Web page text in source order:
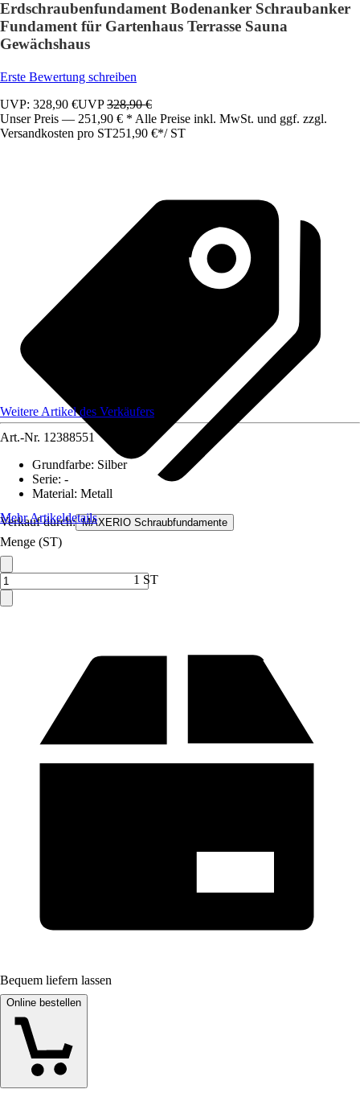
Erdschraubenfundament Bodenanker Schraubanker
Fundament für Gartenhaus Terrasse Sauna
Gewächshaus
Erste Bewertung schreiben
UVP: 328,90 €UVP328,90 €
Unser Preis — 251,90 € * Alle Preise inkl. MwSt. und ggf. zzgl.
Versandkosten pro ST251,90 €*/ ST
Verkauf durch: MAXERIO Schraubfundamente
Weitere Artikel des Verkäufers
Art.-Nr. 12388551
Grundfarbe: Silber
Serie: -
Material: Metall
Mehr Artikeldetails
Menge (ST)
1 ST
Bequem liefern lassen
Online bestellen